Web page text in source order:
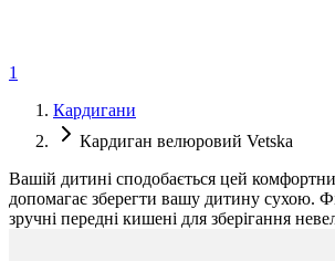
1
Кардигани
Кардиган велюровий Vetska
Вашій дитині сподобається цей
допомагає зберегти вашу дитину сухою.
зручні передні кишені для зберігання